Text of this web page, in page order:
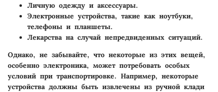
Личную одежду и аксессуары.
Электронные устройства, такие как ноутбуки,
телефоны и планшеты.
Лекарства на случай непредвиденных ситуаций.
Однако, не забывайте, что некоторые из этих вещей,
особенно электроника, может потребовать особых
условий при транспортировке. Например, некоторые
устройства должны быть извлечены из ручной клади